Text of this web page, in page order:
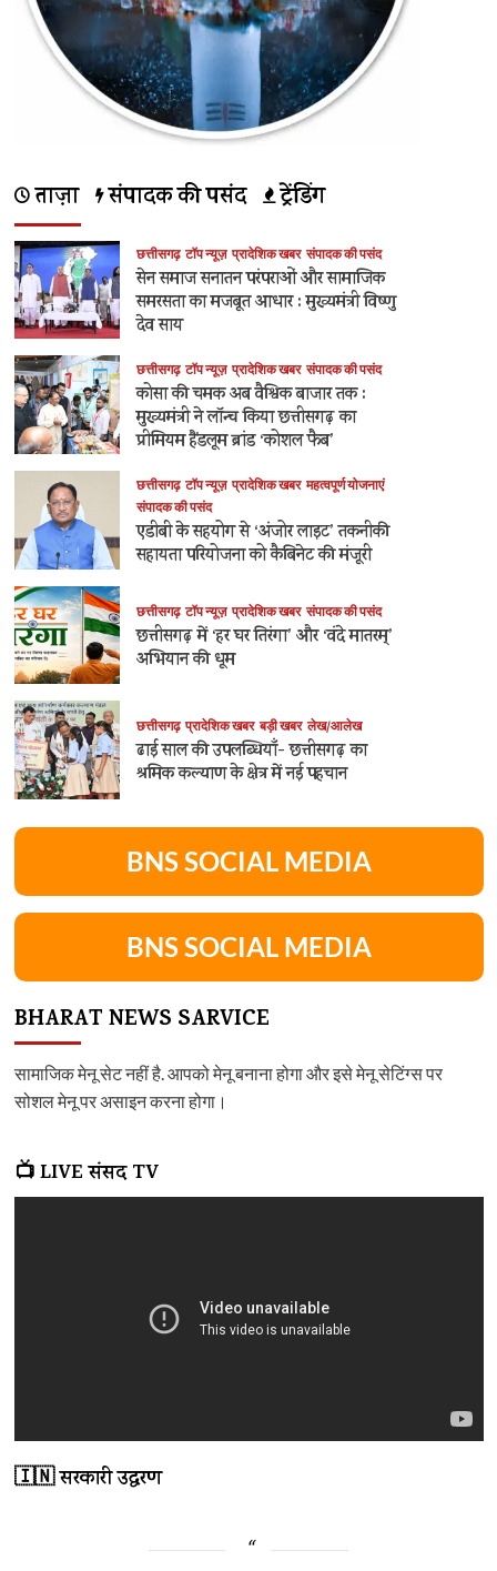
ताज़ा संपादक की पसंद ट्रेंडिंग
छत्तीसगढ़ टॉप न्यूज़ प्रादेशिक खबर संपादक की पसंद
सेन समाज सनातन परंपराओं और सामाजिक
समरसता का मजबूत आधार : मुख्यमंत्री विष्णु
देव साय
छत्तीसगढ़ टॉप न्यूज़ प्रादेशिक खबर संपादक की पसंद
कोसा की चमक अब वैश्विक बाजार तक :
मुख्यमंत्री ने लॉन्च किया छत्तीसगढ़ का
प्रीमियम हैंडलूम ब्रांड ‘कोशल फैब’
छत्तीसगढ़ टॉप न्यूज़ प्रादेशिक खबर महत्वपूर्ण योजनाएं
संपादक की पसंद
एडीबी के सहयोग से ‘अंजोर लाइट’ तकनीकी
सहायता परियोजना को कैबिनेट की मंजूरी
छत्तीसगढ़ टॉप न्यूज़ प्रादेशिक खबर संपादक की पसंद
छत्तीसगढ़ में ‘हर घर तिरंगा’ और ‘वंदे मातरम्’
अभियान की धूम
छत्तीसगढ़ प्रादेशिक खबर बड़ी खबर लेख/आलेख
ढाई साल की उपलब्धियाँ- छत्तीसगढ़ का
श्रमिक कल्याण के क्षेत्र में नई पहचान
BNS SOCIAL MEDIA
BNS SOCIAL MEDIA
BHARAT NEWS SARVICE
सामाजिक मेनू सेट नहीं है. आपको मेनू बनाना होगा और इसे मेनू सेटिंग्स पर
सोशल मेनू पर असाइन करना होगा।
📺 LIVE संसद TV
🇮🇳 सरकारी उद्धरण